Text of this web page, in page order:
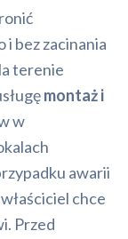
i bez zacinania
terenie
montaż i
w
awarii
chce
Przed